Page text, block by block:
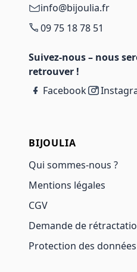
info@bijoulia.fr
09 75 18 78 51
Suivez-nous – nous
retrouver !
Facebook
BIJOULIA
Qui sommes-nous ?
Mentions légales
CGV
Demande de
Protection des données